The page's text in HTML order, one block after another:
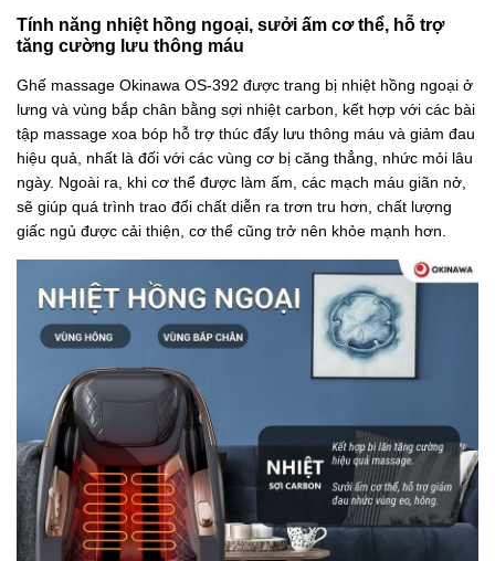
Tính năng nhiệt hồng ngoại, sưởi ấm cơ thể, hỗ trợ
tăng cường lưu thông máu
Ghế massage Okinawa OS-392 được trang bị nhiệt hồng ngoại ở
lưng và vùng bắp chân bằng sợi nhiệt carbon, kết hợp với các bài
tập massage xoa bóp hỗ trợ thúc đẩy lưu thông máu và giảm đau
hiệu quả, nhất là đối với các vùng cơ bị căng thẳng, nhức mỏi lâu
ngày. Ngoài ra, khi cơ thể được làm ấm, các mạch máu giãn nở,
sẽ giúp quá trình trao đổi chất diễn ra trơn tru hơn, chất lượng
giấc ngủ được cải thiện, cơ thể cũng trở nên khỏe mạnh hơn.